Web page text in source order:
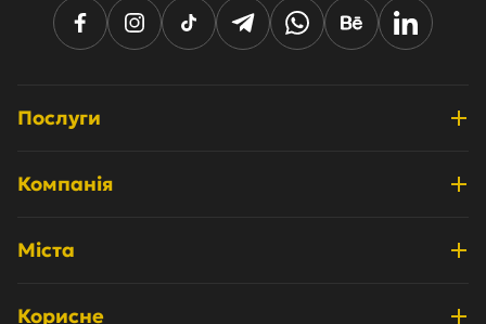
Послуги
Системні інтеграції
Технічна підтримка
Компанія
Кейси
Міста
Корисне